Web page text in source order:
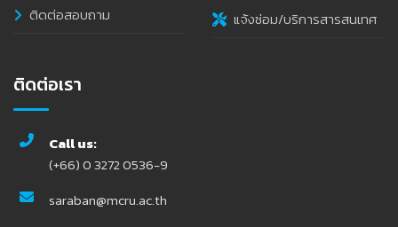
ติดต่อสอบถาม
แจ้งซ่อม/บริการสารสนเทศ
ติดต่อเรา
Call us:
(+66) 0 3272 0536-9
saraban@mcru.ac.th